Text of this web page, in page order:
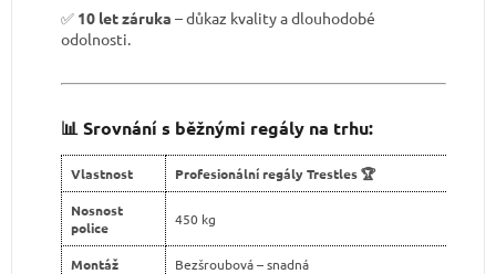
✅ 10 let záruka – důkaz kvality a dlouhodobé
odolnosti.
📊 Srovnání s běžnými regály na trhu:
Vlastnost Profesionální regály Trestles 🏆
Nosnost
police
450 kg
Montáž Bezšroubová – snadná